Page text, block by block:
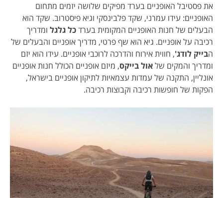
את פסטיבל האופניים בערד מפיקים שלושה יזמים מתחום
האופניים: עידו עמרני, שקד פלבינסקי וגיא פיסטרוב. שקד הוא
הבעלים של חנות האופניים המקומית בערדכל גלגל ומדריך
רכיבה על אופניים. גיא הוא שף פרטי, מדריך אופניים והבעלים של
הבייק לודג', חווית אירוח והדרכה לרוכבי אופניים. עידו הוא יזם
ומדריך והמקים שלאול בייקס, מיזם אופניים הכולל חנות אופניים
אונליין, התקנה של עמדות עצמאיות לתיקון אופניים בישראל,
הפקות של חופשות רכיבה וקבוצות רכיבה.